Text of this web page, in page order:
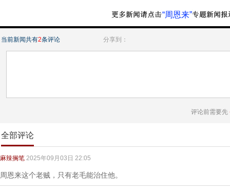
“周恩来”
当前新闻共有2条评论 分享到：
评论前需要先
全部评论
麻辣搁笔 2025年09月03日 22:05
周恩来这个老贼，只有老毛能治住他。